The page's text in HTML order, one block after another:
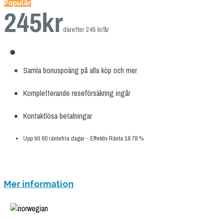
Populär
245krdärefter 245 kr/år
Samla bonuspoäng på alla köp och mer
Kompletterande reseförsäkring ingår
Kontaktlösa betalningar
Upp till 60 räntefria dagar - Effektiv Ränta 18.78 %
Mer information